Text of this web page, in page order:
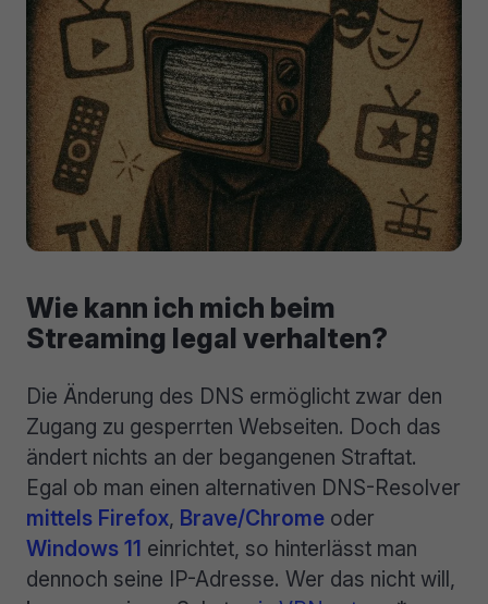
Wie kann ich mich beim
Streaming legal verhalten?
Die Änderung des DNS ermöglicht zwar den
Zugang zu gesperrten Webseiten. Doch das
ändert nichts an der begangenen Straftat.
Egal ob man einen alternativen DNS-Resolver
mittels Firefox, Brave/Chrome oder
Windows 11 einrichtet, so hinterlässt man
dennoch seine IP-Adresse. Wer das nicht will,